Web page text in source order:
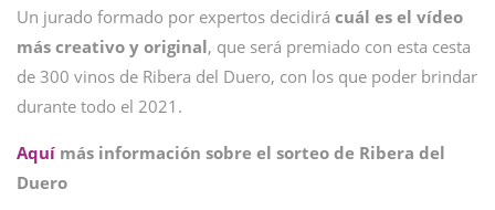
Un jurado formado por expertos decidirá cuál es el vídeo
más creativo y original, que será premiado con esta cesta
de 300 vinos de Ribera del Duero, con los que poder brindar
durante todo el 2021.
Aquí más información sobre el sorteo de Ribera del
Duero